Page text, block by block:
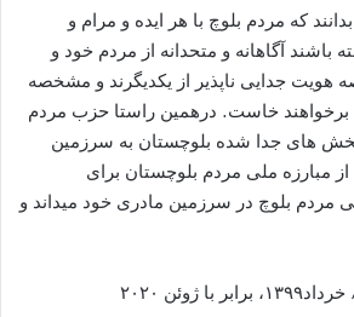
که مردم بلوچ با ھر ایده و مرام و
باشند آگاھانه و متحدانه از مردم خود و
ھویت جدایی ناپذیر از یکدیگرند و مشخصه
برخواھند خاست. درهمین راستا حزب مردم
ھای جدا شده بلوچستان به سرزمین
مبارزه ملی مردم بلوچستان برای
مردم بلوچ در سرزمین مادری خود میداند و
ژوئن ۲۰۲۰